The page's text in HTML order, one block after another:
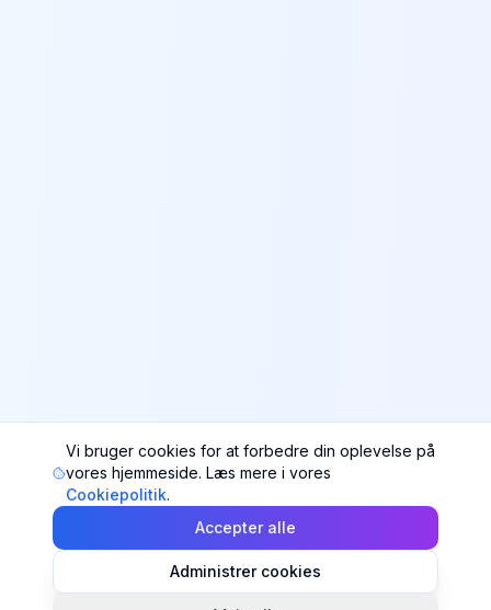
Vi bruger cookies for at forbedre din oplevelse på
vores hjemmeside. Læs mere i vores
Cookiepolitik.
Accepter alle
Administrer cookies